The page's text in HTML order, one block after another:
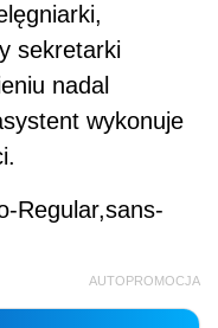
sekretarki
nadal
wykonuje
Regular,sans-
AUTOPROMOCJA